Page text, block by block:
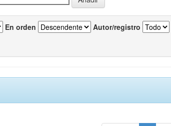
En orden Autor/registro